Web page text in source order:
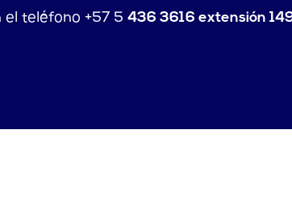
el teléfono +57 5 436 3616 extensión